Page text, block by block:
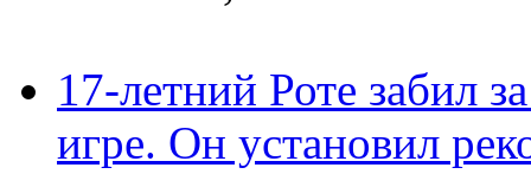
17-летний Роте забил
игре. Он установил